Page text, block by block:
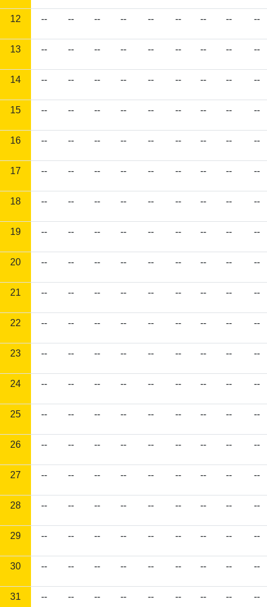
12 -- -- -- -- -- -- -- -- --
13 -- -- -- -- -- -- -- -- --
14 -- -- -- -- -- -- -- -- --
15 -- -- -- -- -- -- -- -- --
16 -- -- -- -- -- -- -- -- --
17 -- -- -- -- -- -- -- -- --
18 -- -- -- -- -- -- -- -- --
19 -- -- -- -- -- -- -- -- --
20 -- -- -- -- -- -- -- -- --
21 -- -- -- -- -- -- -- -- --
22 -- -- -- -- -- -- -- -- --
23 -- -- -- -- -- -- -- -- --
24 -- -- -- -- -- -- -- -- --
25 -- -- -- -- -- -- -- -- --
26 -- -- -- -- -- -- -- -- --
27 -- -- -- -- -- -- -- -- --
28 -- -- -- -- -- -- -- -- --
29 -- -- -- -- -- -- -- -- --
30 -- -- -- -- -- -- -- -- --
31 -- -- -- -- -- -- -- -- --